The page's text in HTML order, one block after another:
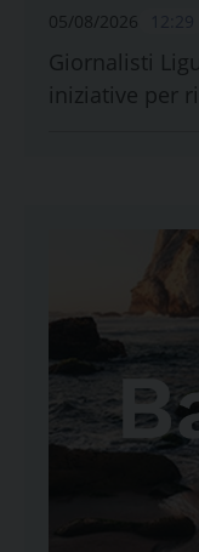
05/08/2026
Giornalisti
iniziative per